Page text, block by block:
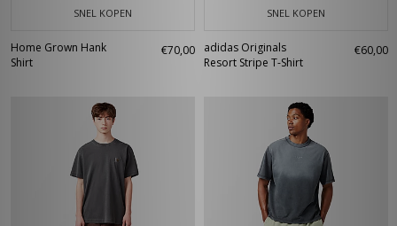
SNEL KOPEN
Home Grown Hank
Shirt
€70,00
SNEL KOPEN
adidas Originals
Resort Stripe T-Shirt
€60,00